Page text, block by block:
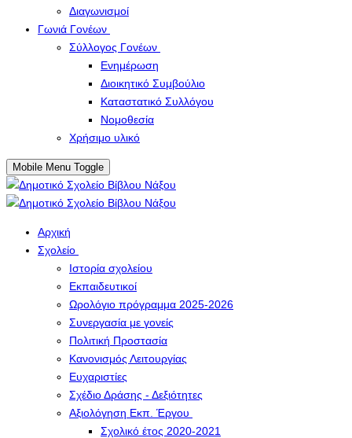
Διαγωνισμοί
Γωνιά Γονέων
Σύλλογος Γονέων
Ενημέρωση
Διοικητικό Συμβούλιο
Καταστατικό Συλλόγου
Νομοθεσία
Χρήσιμο υλικό
Mobile Menu Toggle
Αρχική
Σχολείο
Ιστορία σχολείου
Εκπαιδευτικοί
Ωρολόγιο πρόγραμμα 2025-2026
Συνεργασία με γονείς
Πολιτική Προστασία
Κανονισμός Λειτουργίας
Ευχαριστίες
Σχέδιο Δράσης - Δεξιότητες
Αξιολόγηση Εκπ. Έργου
Σχολικό έτος 2020-2021